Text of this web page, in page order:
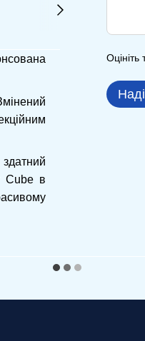
Cube в
Оцініть